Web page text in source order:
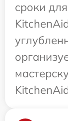
сроки